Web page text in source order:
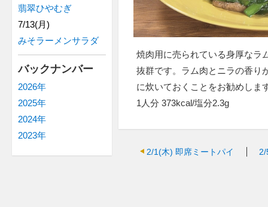
焼肉用に売られている身厚なラ
抜群です。ラム肉とニラの香り
に炊いておくことをお勧めしま
1人分 373kcal/塩分2.3g
2/1(木) 即席ミートパイ
翡翠ひやむぎ
7/13(月)
みそラーメンサラダ
バックナンバー
2026年
2025年
2024年
2023年